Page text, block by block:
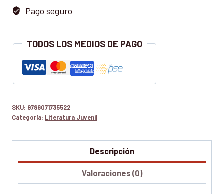
Pago seguro
TODOS LOS MEDIOS DE PAGO
SKU: 9786071735522
Categoría: Literatura Juvenil
Descripción
Valoraciones (0)